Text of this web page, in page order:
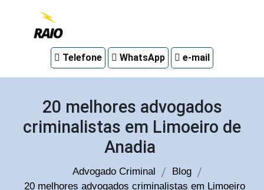
em
Telefone WhatsApp e-mail
20 melhores advogados
criminalistas em Limoeiro de
Anadia
Advogado Criminal
Blog
20 melhores advogados criminalistas em Limoeiro